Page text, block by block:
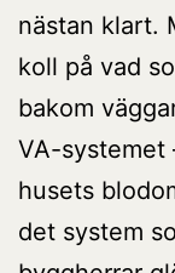
nästan klart.
koll på vad
bakom
VA-systemet
husets
det system